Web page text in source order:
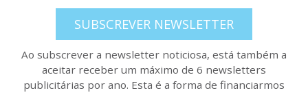
SUBSCREVER NEWSLETTER
Ao subscrever a newsletter noticiosa, está também a
aceitar receber um máximo de 6 newsletters
publicitárias por ano. Esta é a forma de financiarmos